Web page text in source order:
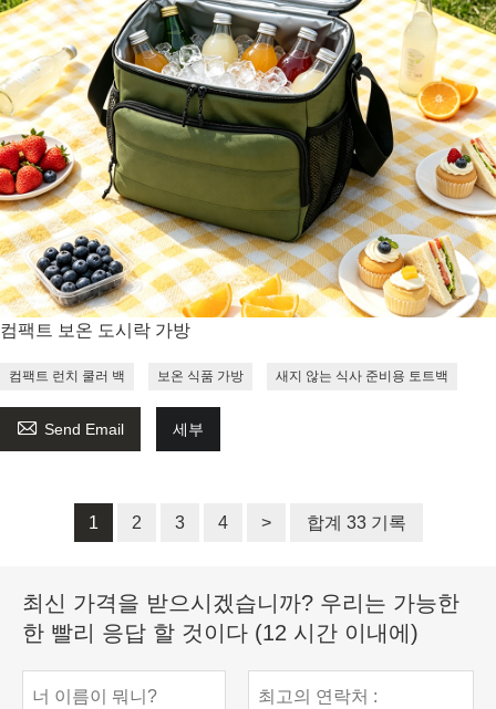
컴팩트 보온 도시락 가방
컴팩트 런치 쿨러 백 보온 식품 가방 새지 않는 식사 준비용 토트백
 Send Email 세부
1 2 3 4 > 합계 33 기록
최신 가격을 받으시겠습니까? 우리는 가능한
한 빨리 응답 할 것이다 (12 시간 이내에)